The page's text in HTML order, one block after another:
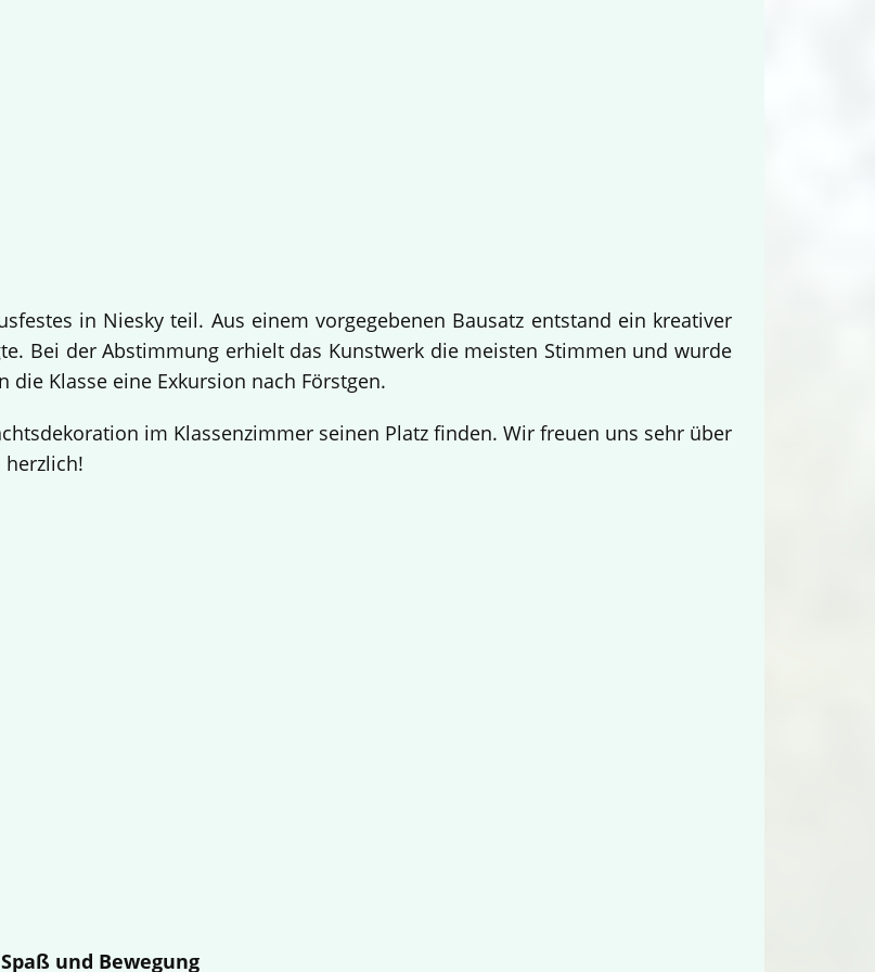
in Niesky teil. Aus einem vorgegebenen Bausatz entstand ein kreativer
Bei der Abstimmung erhielt das Kunstwerk die meisten Stimmen und wurde
die Klasse eine Exkursion nach Förstgen.
im Klassenzimmer seinen Platz finden. Wir freuen uns sehr über
und Bewegung